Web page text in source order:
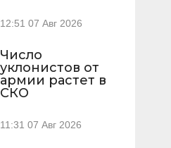
12:51 07 Авг 2026
Число
уклонистов от
армии растет в
СКО
11:31 07 Авг 2026